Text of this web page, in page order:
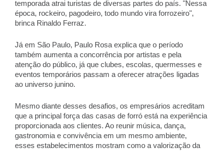
temporada atrai turistas de diversas partes do país. "Nessa
época, rockeiro, pagodeiro, todo mundo vira forrozeiro",
brinca Rinaldo Ferraz.
Já em São Paulo, Paulo Rosa explica que o período
também aumenta a concorrência por artistas e pela
atenção do público, já que clubes, escolas, quermesses e
eventos temporários passam a oferecer atrações ligadas
ao universo junino.
Mesmo diante desses desafios, os empresários acreditam
que a principal força das casas de forró está na experiência
proporcionada aos clientes. Ao reunir música, dança,
gastronomia e convivência em um mesmo ambiente,
esses estabelecimentos mostram como a valorização da